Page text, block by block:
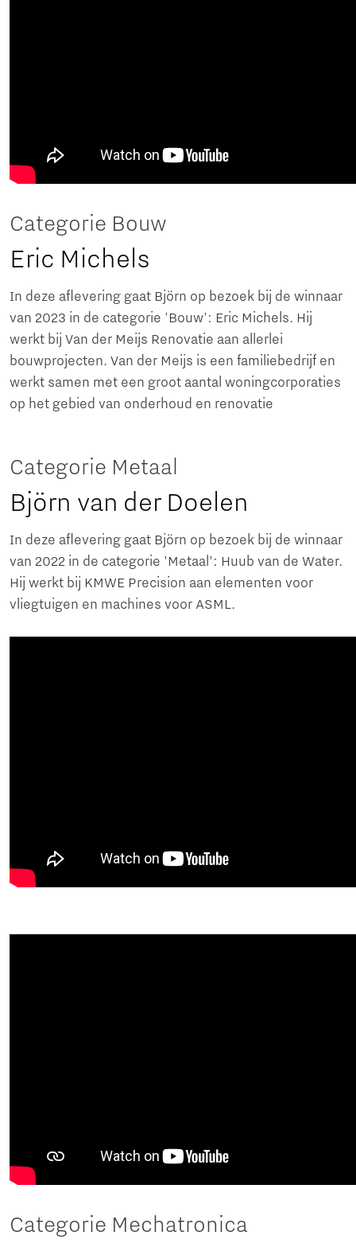
Categorie Bouw
Eric Michels
In deze aflevering gaat Björn op bezoek bij de winnaar
van 2023 in de categorie 'Bouw': Eric Michels. Hij
werkt bij Van der Meijs Renovatie aan allerlei
bouwprojecten. Van der Meijs is een familiebedrijf en
werkt samen met een groot aantal woningcorporaties
op het gebied van onderhoud en renovatie
Categorie Metaal
Björn van der Doelen
In deze aflevering gaat Björn op bezoek bij de winnaar
van 2022 in de categorie 'Metaal': Huub van de Water.
Hij werkt bij KMWE Precision aan elementen voor
vliegtuigen en machines voor ASML.
Categorie Mechatronica